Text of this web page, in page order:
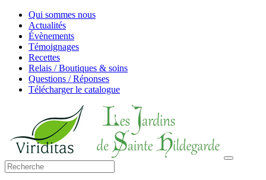
Qui sommes nous
Actualités
Évènements
Témoignages
Recettes
Relais / Boutiques & soins
Questions / Réponses
Télécharger le catalogue